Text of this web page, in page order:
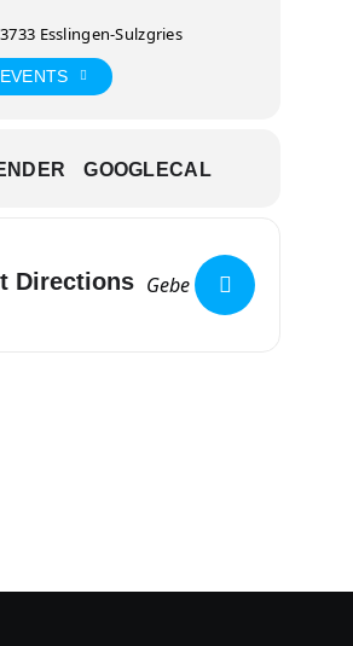
Esslingen-Sulzgries
GOOGLECAL
Directions